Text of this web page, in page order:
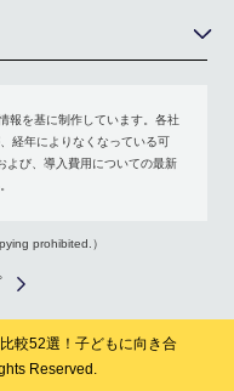
報を基に制作しています。各社
経年によりなくなっている可
よび、導入費用についての最新
prohibited.）
較52選！子どもに向き合
Reserved.